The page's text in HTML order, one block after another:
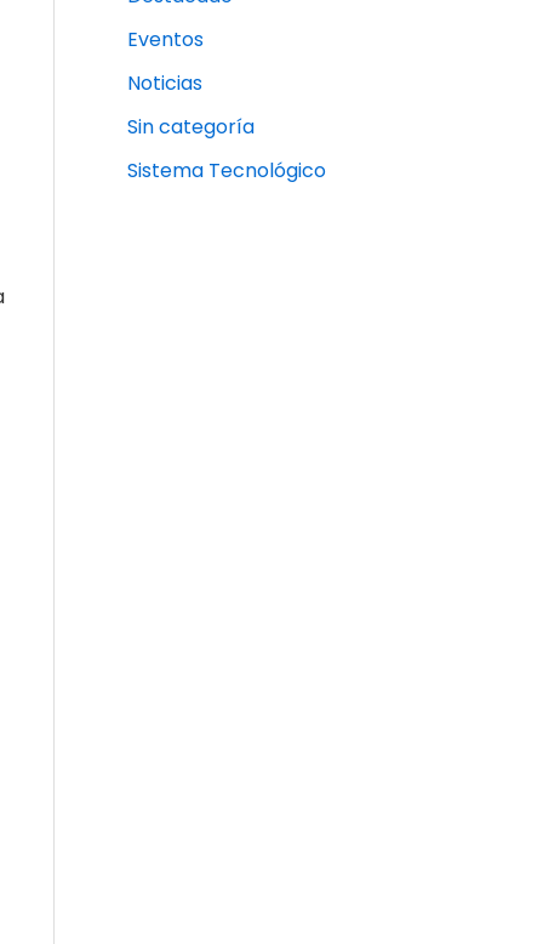
Eventos
Noticias
Sin categoría
Sistema Tecnológico